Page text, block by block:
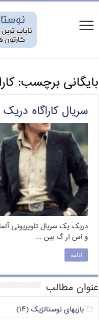
بایگانی برچسب:
سریال کاراگاه
دریک یک سریال تلویزیونی
و اس ار گ بین …
ادامه
عنوان مطالب
بازیهای نوستالژیک (۱۴)